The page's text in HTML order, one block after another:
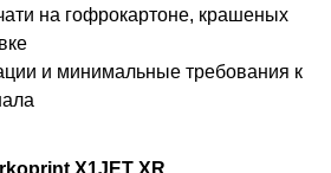
на гофрокартоне, крашеных
и минимальные требования к
X1JET XR